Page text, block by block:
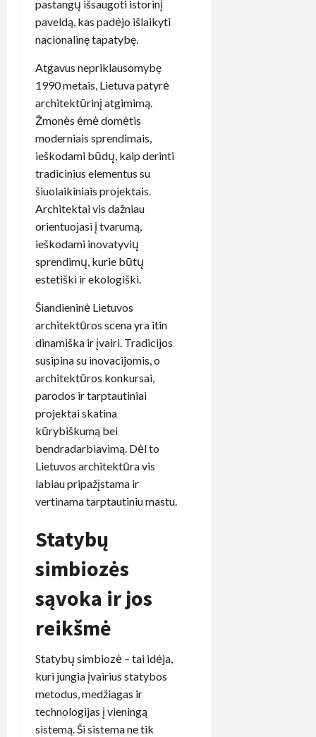
pastangų išsaugoti istorinį
paveldą, kas padėjo išlaikyti
nacionalinę tapatybę.
Atgavus nepriklausomybę
1990 metais, Lietuva patyrė
architektūrinį atgimimą.
Žmonės ėmė domėtis
moderniais sprendimais,
ieškodami būdų, kaip derinti
tradicinius elementus su
šiuolaikiniais projektais.
Architektai vis dažniau
orientuojasi į tvarumą,
ieškodami inovatyvių
sprendimų, kurie būtų
estetiški ir ekologiški.
Šiandieninė Lietuvos
architektūros scena yra itin
dinamiška ir įvairi. Tradicijos
susipina su inovacijomis, o
architektūros konkursai,
parodos ir tarptautiniai
projektai skatina
kūrybiškumą bei
bendradarbiavimą. Dėl to
Lietuvos architektūra vis
labiau pripažįstama ir
vertinama tarptautiniu mastu.
Statybų
simbiozės
sąvoka ir jos
reikšmė
Statybų simbiozė – tai idėja,
kuri jungia įvairius statybos
metodus, medžiagas ir
technologijas į vieningą
sistemą. Ši sistema ne tik